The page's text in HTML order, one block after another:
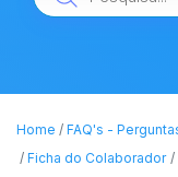
Home FAQ's -
Ficha do Colaborador